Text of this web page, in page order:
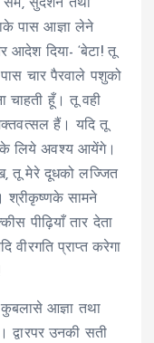
सुदर्शन तथा
पास आज्ञा लेने
आदेश दिया- ‘बेटा! तू
चार पैरवाले पशुको
चाहती हूँ। तू वही
हैं। यदि तू
लिये अवश्य आयेंगे।
तू मेरे दूधको लज्जित
श्रीकृष्णके सामने
पीढ़ियाँ तार देता
प्राप्त करेगा
कुबलासे आज्ञा तथा
द्वारपर उनकी सती